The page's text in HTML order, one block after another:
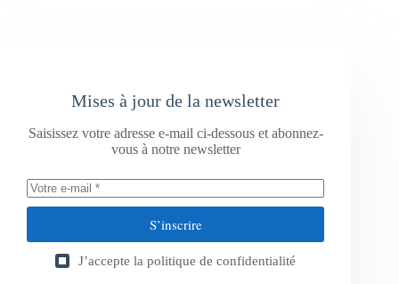
Mises à jour de la newsletter
Saisissez votre adresse e-mail ci-dessous et abonnez-
vous à notre newsletter
S’inscrire
J’accepte la politique de confidentialité